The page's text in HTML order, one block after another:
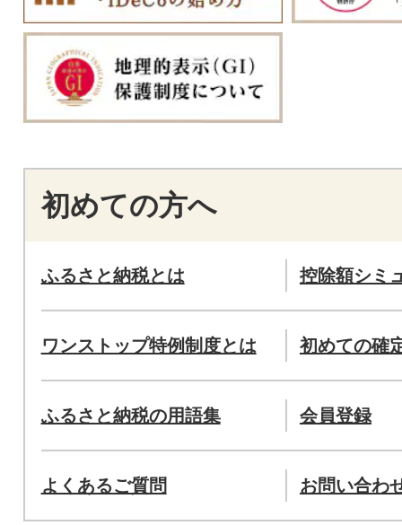
初めての方へ
ふるさと納税とは 控除額シミ
ワンストップ特例制度とは 初めての確
ふるさと納税の用語集 会員登録
よくあるご質問 お問い合わ